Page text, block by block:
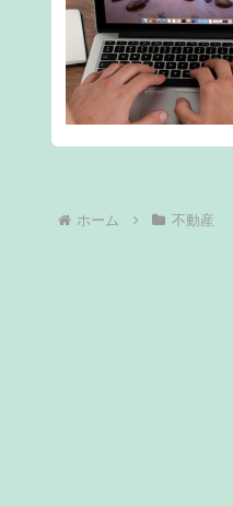
ホーム 不動産